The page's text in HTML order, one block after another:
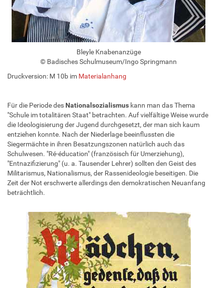
Bleyle Knabenanzüge
© Badisches Schulmuseum/Ingo Springmann
Druckversion: M 10b im Materialanhang
Für die Periode des Nationalsozialismus kann man das Thema
"Schule im totalitären Staat" betrachten. Auf vielfältige Weise wurde
die Ideologisierung der Jugend durchgesetzt, der man sich kaum
entziehen konnte. Nach der Niederlage beeinflussten die
Siegermächte in ihren Besatzungszonen natürlich auch das
Schulwesen. "Ré-éducation" (französisch für Umerziehung),
"Entnazifizierung" (u. a. Tausender Lehrer) sollten den Geist des
Militarismus, Nationalismus, der Rassenideologie beseitigen. Die
Zeit der Not erschwerte allerdings den demokratischen Neuanfang
beträchtlich.